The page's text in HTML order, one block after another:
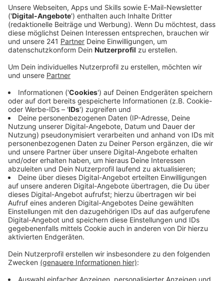
im neuen Jahr zeitnah weitere Teile der Anlage
wieder hochfahren zu können - unter anderem zur
Klärschlamm- und Abwasserverbrennung.
Veröffentlicht:Dienstag, 27.12.2022 16:18
Anzeige
Der Leverkusener Begleitkreis, der die zuständigen
Behörden mit Gutachten bei der Entscheidungsfindung
zu weiteren Schritten unterstützt, sieht dafür keine
größeren Hürden. Aktuell laufen jedoch noch
Überprüfungen durch den TÜV. Grund dafür seien unter
anderem verschärfte Vorgaben für die Annahme von
Abfällen, so ein Sprecher. Ein entsprechendes
Gutachten sei aber fast fertig. Weniger gilt das für die
Ermittlungen zur Explosionsursache. Laut der Kölner
Staatsanwaltschaft stehen auch hier noch Gutachten
aus, und zwar die der Sachverständigen. Nach wie vor
wird gegen vier Currenta-Mitarbeiter unter anderem
wegen fahrlässiger Tötung ermittelt.